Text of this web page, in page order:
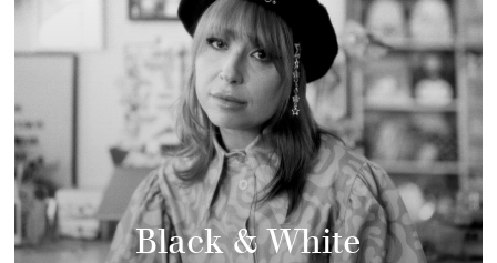
Black & White